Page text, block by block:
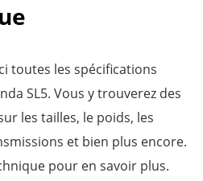
toutes les spécifications
SL5. Vous y trouverez des
les tailles, le poids, les
et bien plus encore.
pour en savoir plus.